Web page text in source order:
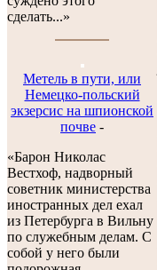
сделать...»
Метель в пути, или
Немецко-польский
экзерсис на шпионской
почве -
«Барон Николас
Вестхоф, надворный
советник министерства
иностранных дел ехал
из Петербурга в Вильну
по служебным делам. С
собой у него были